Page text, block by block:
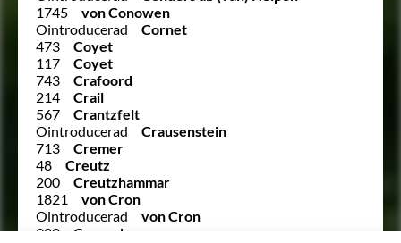
1745
von Conowen
Ointroducerad
Cornet
473
Coyet
117
Coyet
743
Crafoord
214
Crail
567
Crantzfelt
Ointroducerad
Crausenstein
713
Cremer
48
Creutz
200
Creutzhammar
1821
von Cron
Ointroducerad
von Cron
980
Cronacker